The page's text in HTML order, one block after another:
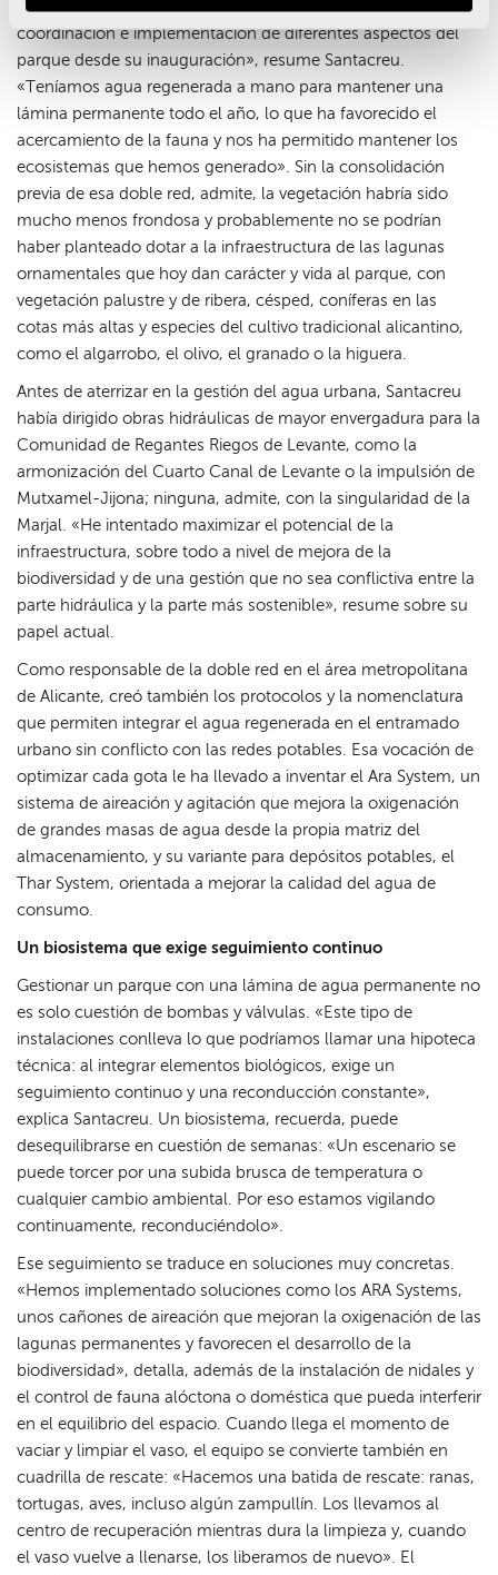
doble red de reutilización y, en paralelo, colaborando en la
coordinación e implementación de diferentes aspectos del
parque desde su inauguración», resume Santacreu.
«Teníamos agua regenerada a mano para mantener una
lámina permanente todo el año, lo que ha favorecido el
acercamiento de la fauna y nos ha permitido mantener los
ecosistemas que hemos generado». Sin la consolidación
previa de esa doble red, admite, la vegetación habría sido
mucho menos frondosa y probablemente no se podrían
haber planteado dotar a la infraestructura de las lagunas
ornamentales que hoy dan carácter y vida al parque, con
vegetación palustre y de ribera, césped, coníferas en las
cotas más altas y especies del cultivo tradicional alicantino,
como el algarrobo, el olivo, el granado o la higuera.
Antes de aterrizar en la gestión del agua urbana, Santacreu
había dirigido obras hidráulicas de mayor envergadura para la
Comunidad de Regantes Riegos de Levante, como la
armonización del Cuarto Canal de Levante o la impulsión de
Mutxamel-Jijona; ninguna, admite, con la singularidad de la
Marjal. «He intentado maximizar el potencial de la
infraestructura, sobre todo a nivel de mejora de la
biodiversidad y de una gestión que no sea conflictiva entre la
parte hidráulica y la parte más sostenible», resume sobre su
papel actual.
Como responsable de la doble red en el área metropolitana
de Alicante, creó también los protocolos y la nomenclatura
que permiten integrar el agua regenerada en el entramado
urbano sin conflicto con las redes potables. Esa vocación de
optimizar cada gota le ha llevado a inventar el Ara System, un
sistema de aireación y agitación que mejora la oxigenación
de grandes masas de agua desde la propia matriz del
almacenamiento, y su variante para depósitos potables, el
Thar System, orientada a mejorar la calidad del agua de
consumo.
Un biosistema que exige seguimiento continuo
Gestionar un parque con una lámina de agua permanente no
es solo cuestión de bombas y válvulas. «Este tipo de
instalaciones conlleva lo que podríamos llamar una hipoteca
técnica: al integrar elementos biológicos, exige un
seguimiento continuo y una reconducción constante»,
explica Santacreu. Un biosistema, recuerda, puede
desequilibrarse en cuestión de semanas: «Un escenario se
puede torcer por una subida brusca de temperatura o
cualquier cambio ambiental. Por eso estamos vigilando
continuamente, reconduciéndolo».
Ese seguimiento se traduce en soluciones muy concretas.
«Hemos implementado soluciones como los ARA Systems,
unos cañones de aireación que mejoran la oxigenación de las
lagunas permanentes y favorecen el desarrollo de la
biodiversidad», detalla, además de la instalación de nidales y
el control de fauna alóctona o doméstica que pueda interferir
en el equilibrio del espacio. Cuando llega el momento de
vaciar y limpiar el vaso, el equipo se convierte también en
cuadrilla de rescate: «Hacemos una batida de rescate: ranas,
tortugas, aves, incluso algún zampullín. Los llevamos al
centro de recuperación mientras dura la limpieza y, cuando
el vaso vuelve a llenarse, los liberamos de nuevo». El